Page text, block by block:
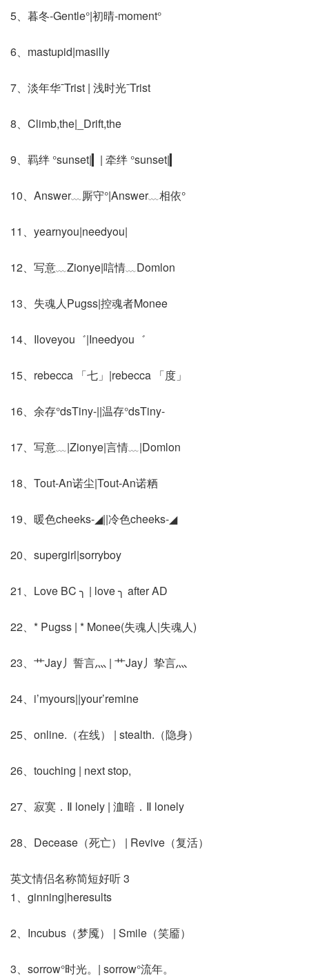
5、暮冬-Gentle°|初晴-moment°
6、mastupid|masilly
7、淡年华ˉTrist | 浅时光ˉTrist
8、Climb,the|_Drift,the
9、羁绊 °sunset|▎| 牵绊 °sunset|▎
10、Answer﹏厮守°|Answer﹏相依°
11、yearnyou|needyou|
12、写意﹏Zionye|唁情﹏Domlon
13、失魂人Pugss|控魂者Monee
14、Iloveyou゛|Ineedyou゛
15、rebecca 「七」|rebecca 「度」
16、余存°dsTiny-||温存°dsTiny-
17、写意﹏|Zionye|言情﹏|Domlon
18、Tout-An诺尘|Tout-An诺粞
19、暖色cheeks-◢||冷色cheeks-◢
20、supergirl|sorryboy
21、Love BC ╮ | love ╮ after AD
22、* Pugss | * Monee(失魂人|失魂人)
23、艹Jay丿誓言灬 | 艹Jay丿挚言灬
24、i’myours||your’remine
25、online.（在线） | stealth.（隐身）
26、touching | next stop,
27、寂寞．Ⅱ lonely | 洫暗．Ⅱ lonely
28、Decease（死亡） | Revive（复活）
英文情侣名称简短好听 3
1、ginning|heresults
2、Incubus（梦魇） | Smile（笑靥）
3、sorrow°时光。| sorrow°流年。